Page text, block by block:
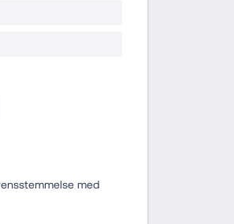
Jeg forstår, at mine data vil blive behandlet i overensstemmelse med